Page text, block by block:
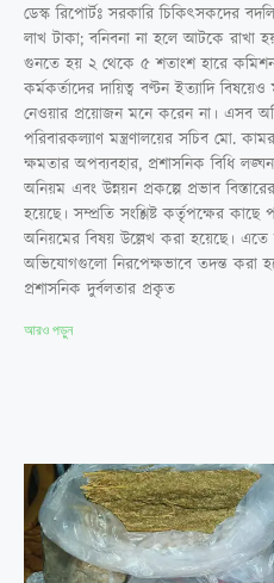
ডেস্ক রিপোর্টঃ সরকারি চিকিৎসকদের
লাখ টাকা; বনিবনা না হলে আটকে রাখা
গুনতে হয় ২ থেকে ৫ শতাংশ হারে
কর্মকর্তাদের দায়িত্ব বণ্টন ইত্যাদি
নেওয়ার প্রয়োজন মনে করেন না। এসব
পরিবারকল্যাণ মন্ত্রণালয়ের সচিব মো.
ক্ষমতার অপব্যবহার, প্রশাসনিক বিধি
অনিয়ম এবং উন্নয়ন প্রকল্পে প্রভাব
হয়েছে। সম্প্রতি সংশ্লিষ্ট কর্তৃপক্ষের
অনিয়মের বিষয় উল্লেখ করা হয়েছে। এতে
অভিযোগগুলো নিরপেক্ষভাবে তদন্ত করা
প্রশাসনিক দুর্বলতার প্রকৃত
আরও পড়ুন